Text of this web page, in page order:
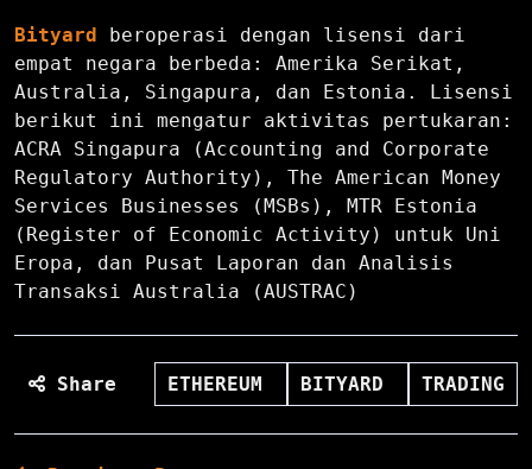
Bityard beroperasi dengan lisensi dari
empat negara berbeda: Amerika Serikat,
Australia, Singapura, dan Estonia. Lisensi
berikut ini mengatur aktivitas pertukaran:
ACRA Singapura (Accounting and Corporate
Regulatory Authority), The American Money
Services Businesses (MSBs), MTR Estonia
(Register of Economic Activity) untuk Uni
Eropa, dan Pusat Laporan dan Analisis
Transaksi Australia (AUSTRAC)
Share ETHEREUM BITYARD TRADING